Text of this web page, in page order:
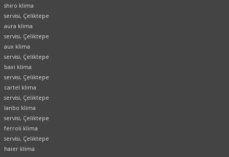
shiro klima
servisi, Çeliktepe
aura klima
servisi, Çeliktepe
aux klima
servisi, Çeliktepe
baxi klima
servisi, Çeliktepe
cartel klima
servisi, Çeliktepe
lanbo klima
servisi, Çeliktepe
ferroli klima
servisi, Çeliktepe
haier klima